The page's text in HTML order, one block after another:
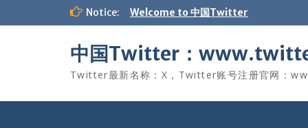
Notice: Welcome to 中国Twitter
中国Twitter：
Twitter最新名称：X，Twitter账号注册官网：